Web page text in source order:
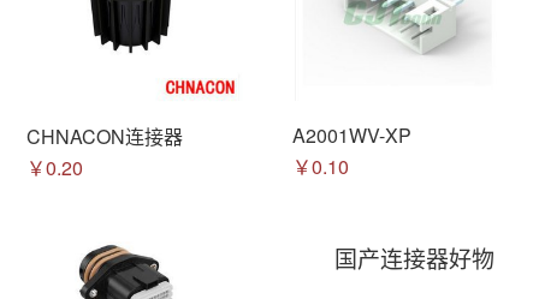
CHNACON连接器
￥0.20
A2001WV-XP
￥0.10
国产连接器好物